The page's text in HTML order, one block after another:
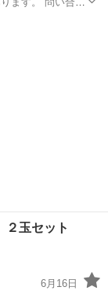
玉セット
6月16日